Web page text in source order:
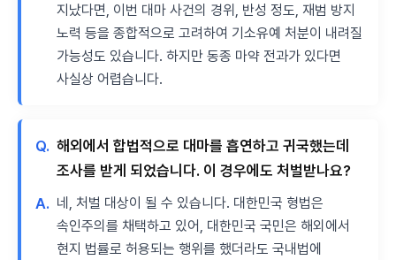
지났다면, 이번 대마 사건의 경위, 반성 정도, 재범 방지
노력 등을 종합적으로 고려하여 기소유예 처분이 내려질
가능성도 있습니다. 하지만 동종 마약 전과가 있다면
사실상 어렵습니다.
Q. 해외에서 합법적으로 대마를 흡연하고 귀국했는데
조사를 받게 되었습니다. 이 경우에도 처벌받나요?
A. 네, 처벌 대상이 될 수 있습니다. 대한민국 형법은
속인주의를 채택하고 있어, 대한민국 국민은 해외에서
현지 법률로 허용되는 행위를 했더라도 국내법에